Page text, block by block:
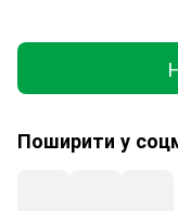
Поширити у